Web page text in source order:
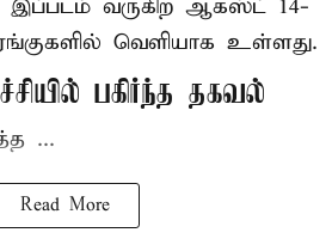
வருகிற ஆகஸ்ட் 14-
வெளியாக உள்ளது.
பகிர்ந்த தகவல்
...
Read More